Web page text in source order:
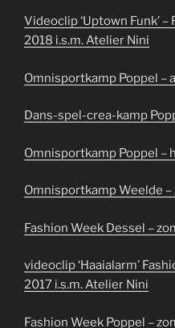
Videoclip ‘Uptown Funk’
2018 i.s.m. Atelier Nini
Omnisportkamp Poppel –
Dans-spel-crea-kamp
Omnisportkamp Poppel –
Omnisportkamp Weelde –
Fashion Week Dessel –
videoclip ‘Haaialarm’
2017 i.s.m. Atelier Nini
Fashion Week Poppel –